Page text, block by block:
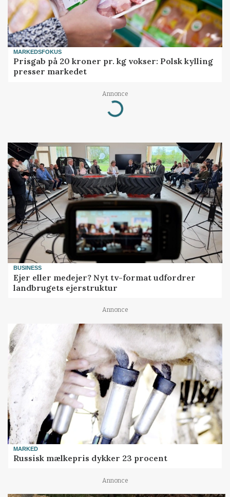
MARKEDSFOKUS
Prisgab på 20 kroner pr. kg vokser: Polsk kylling
presser markedet
Annonce
Loading...
BUSINESS
Ejer eller medejer? Nyt tv-format udfordrer
landbrugets ejerstruktur
Annonce
MARKED
Russisk mælkepris dykker 23 procent
Annonce